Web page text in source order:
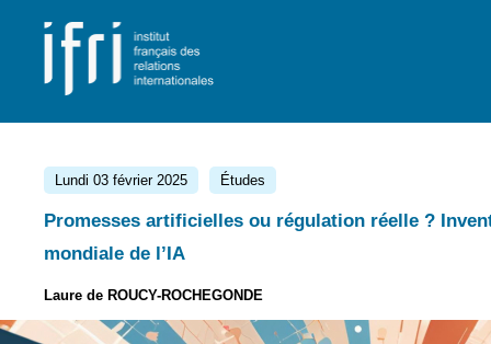
Lundi 03 février 2025 Études
Promesses artificielles ou régulation réelle ?
mondiale de l’IA
Laure de ROUCY-ROCHEGONDE